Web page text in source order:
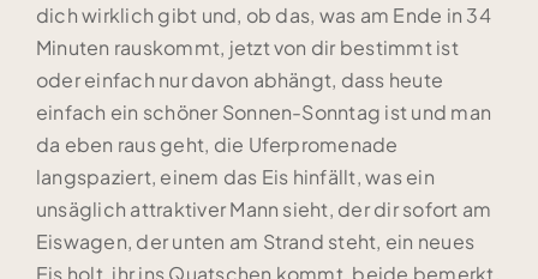
dich wirklich gibt und, ob das, was am Ende in 34
Minuten rauskommt, jetzt von dir bestimmt ist
oder einfach nur davon abhängt, dass heute
einfach ein schöner Sonnen-Sonntag ist und man
da eben raus geht, die Uferpromenade
langspaziert, einem das Eis hinfällt, was ein
unsäglich attraktiver Mann sieht, der dir sofort am
Eiswagen, der unten am Strand steht, ein neues
Eis holt, ihr ins Quatschen kommt, beide bemerkt,